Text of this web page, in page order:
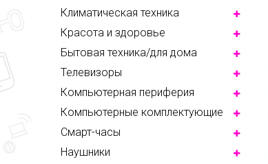
Климатическая техника
Красота и здоровье
Бытовая техника/для дома
Телевизоры
Компьютерная периферия
Компьютерные комплектующие
Смарт-часы
Наушники